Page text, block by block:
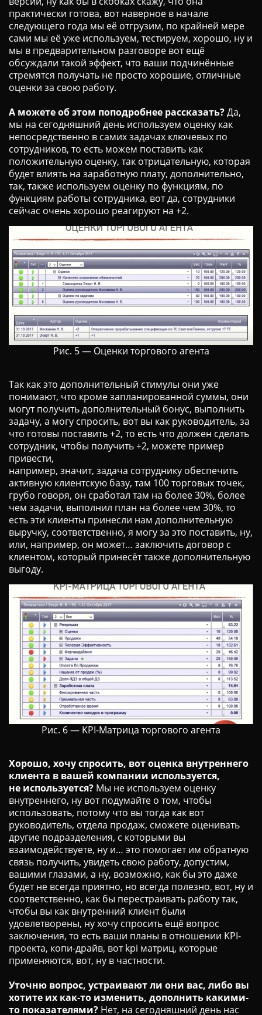
практически готова, вот наверное в начале
следующего года мы её отгрузим, по крайней мере
сами мы её уже используем, тестируем, хорошо, ну и
мы в предварительном разговоре вот ещё
обсуждали такой эффект, что ваши подчинённые
стремятся получать не просто хорошие, отличные
оценки за свою работу.
А можете об этом поподробнее рассказать?Да,
мы на сегодняшний день используем оценку как
непосредственно в самих задачах ключевых по
сотрудников, то есть можем поставить как
положительную оценку, так отрицательную, которая
будет влиять на заработную плату, дополнительно,
так, также используем оценку по функциям, по
функциям работы сотрудника, вот да, сотрудники
сейчас очень хорошо реагируют на +2.
Рис. 5 — Оценки торгового агента
Так как это дополнительный стимулы они уже
понимают, что кроме запланированной суммы, они
могут получить дополнительный бонус, выполнить
задачу, а могу спросить, вот вы как руководитель, за
что готовы поставить +2, то есть что должен сделать
сотрудник, чтобы получить +2, можете пример
привести,
например, значит, задача сотруднику обеспечить
активную клиентскую базу, там 100 торговых точек,
грубо говоря, он сработал там на более 30%, более
чем задачи, выполнил план на более чем 30%, то
есть эти клиенты принесли нам дополнительную
выручку, соответственно, я могу за это поставить, ну,
или, например, он может… заключить договор с
клиентом, который принесёт также дополнительную
выгоду.
Рис. 6 — KPI-Матрица торгового агента
Хорошо, хочу спросить, вот оценка внутреннего
клиента в вашей компании используется,
не используется? Мы не используем оценку
внутреннего, ну вот подумайте о том, чтобы
использовать, потому что вы тогда как вот
руководитель, отдела продаж, сможете оценивать
другие подразделения, с которыми вы
взаимодействуете, ну и… это помогает им обратную
связь получить, увидеть свою работу, допустим,
вашими глазами, а ну, возможно, как бы это даже
будет не всегда приятно, но всегда полезно, вот, ну и
соответственно, как бы перестраивать работу так,
чтобы вы как внутренний клиент были
удовлетворены, ну хочу спросить ещё вопрос
заключения, то есть ваши планы в отношении KPI-
проекта, копи-драйв, вот kpi матриц, которые
применяются, вот, ну в частности.
Уточню вопрос, устраивают ли они вас, либо вы
хотите их как-то изменить, дополнить какими-
то показателями? Нет, на сегодняшний день нас